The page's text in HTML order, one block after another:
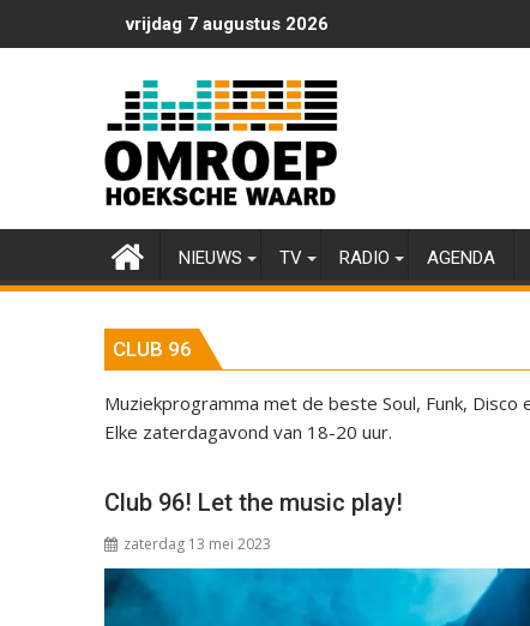
naar
vrijdag 7 augustus 2026
NIEUWS TV RADIO AGENDA
CLUB 96
Muziekprogramma met de beste Soul, Funk, Disco
Elke zaterdagavond van 18-20 uur.
Club 96! Let the music play!
zaterdag 13 mei 2023